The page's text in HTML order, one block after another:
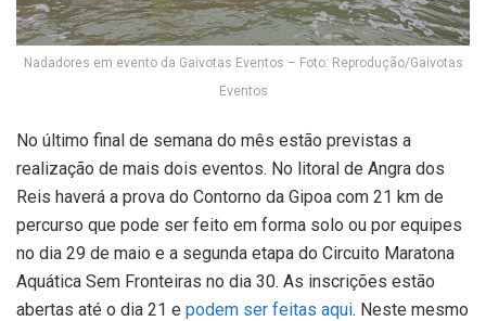
Nadadores em evento da Gaivotas Eventos – Foto: Reprodução/Gaivotas
Eventos
No último final de semana do mês estão previstas a
realização de mais dois eventos. No litoral de Angra dos
Reis haverá a prova do Contorno da Gipoa com 21 km de
percurso que pode ser feito em forma solo ou por equipes
no dia 29 de maio e a segunda etapa do Circuito Maratona
Aquática Sem Fronteiras no dia 30. As inscrições estão
abertas até o dia 21 e podem ser feitas aqui. Neste mesmo